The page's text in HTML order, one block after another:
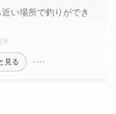
近い場所で釣りができ
水
見る